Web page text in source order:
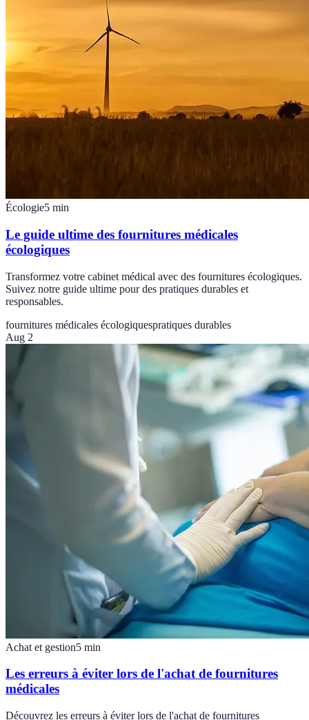
Écologie5 min
Le guide ultime des fournitures médicales
écologiques
Transformez votre cabinet médical avec des fournitures écologiques.
Suivez notre guide ultime pour des pratiques durables et
responsables.
fournitures médicales écologiquespratiques durables
Aug 2
Achat et gestion5 min
Les erreurs à éviter lors de l'achat de fournitures
médicales
Découvrez les erreurs à éviter lors de l'achat de fournitures